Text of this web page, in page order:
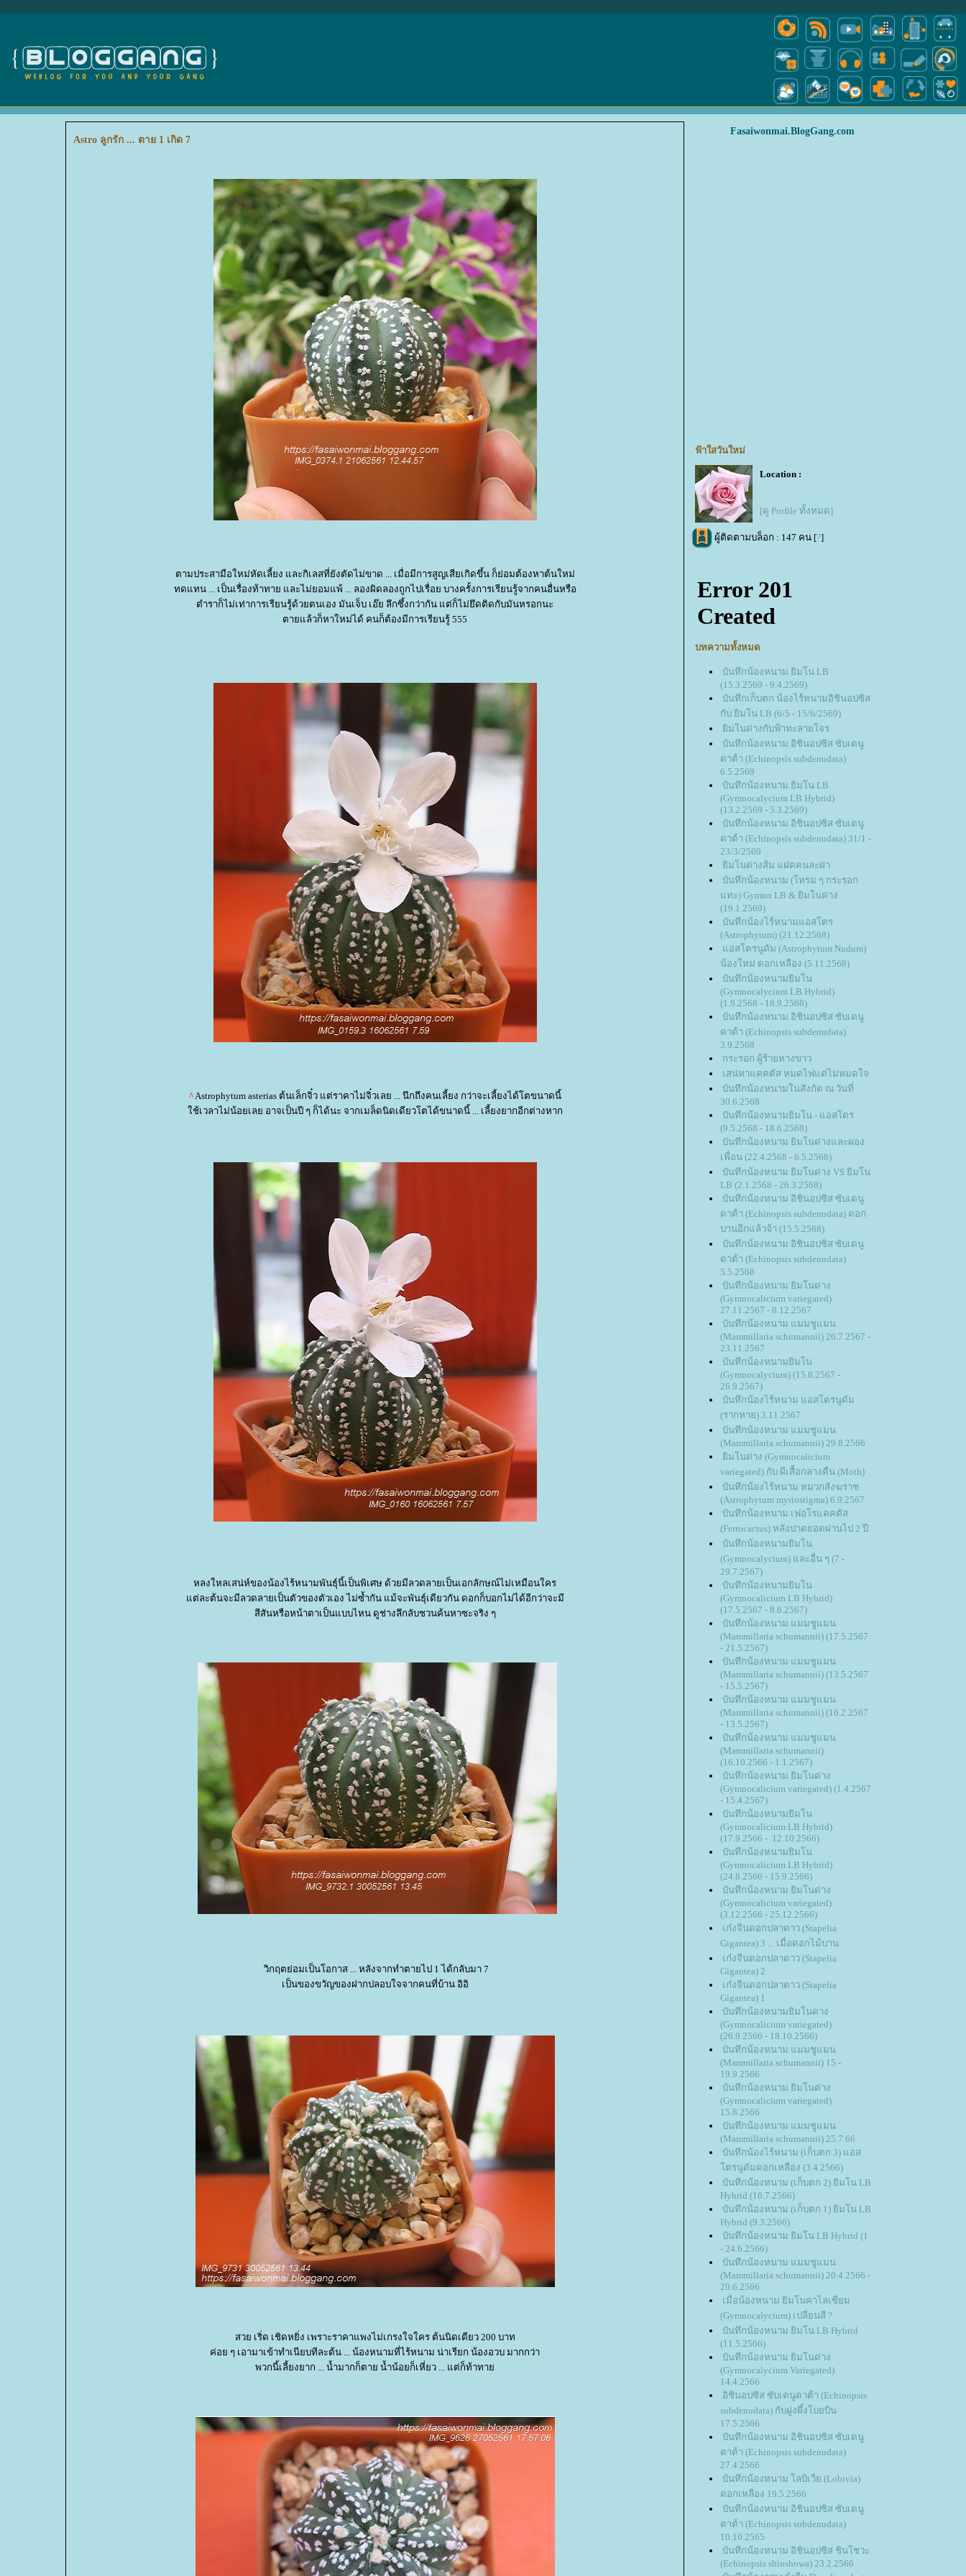
Astro ลูกรัก ... ตาย 1 เกิด 7
ตามประสามือใหม่หัดเลี้ยง และกิเลสที่ยังตัดไม่ขาด ... เมื่อมีการสูญเสียเกิดขึ้น ก็ย่อมต้องหาต้นใหม่
ทดแทน ... เป็นเรื่องท้าทาย และไม่ยอมแพ้ ... ลองผิดลองถูกไปเรื่อย บางครั้งการเรียนรู้จากคนอื่นหรือ
ตำราก็ไม่เท่าการเรียนรู้ด้วยตนเอง มันเจ็บ เอ๊ย ลึกซึ้งกว่ากัน แต่ก็ไม่ยึดติดกับมันหรอกนะ
ตายแล้วก็หาใหม่ได้ คนก็ต้องมีการเรียนรู้ 555
^Astrophytum asterias ต้นเล็กจิ๋ว แต่ราคาไม่จิ๋วเลย ... นึกถึงคนเลี้ยง กว่าจะเลี้ยงได้โตขนาดนี้
ช้เวลาไม่น้อยเลย อาจเป็นปี ๆ ก็ได้นะ จากเมล็ดนิดเดียวโตได้ขนาดนี้ ... เลี้ยงยากอีกต่างหาก
หลงใหลเสน่ห์ของน้องไร้หนามพันธุ์นี้เป็นพิเศษ ด้วยมีลวดลายเป็นเอกลักษณ์ไม่เหมือนใคร
ต่ละต้นจะมีลวดลายเป็นตัวของตัวเอง ไม่ซ้ำกัน แม้จะพันธุ์เดียวกัน ดอกก็บอกไม่ได้อีกว่าจะมี
สีสันหรือหน้าตาเป็นแบบไหน ดูช่างลึกลับชวนค้นหาซะจริง ๆ
วิกฤตย่อมเป็นโอกาส ... หลังจากทำตายไป 1 ได้กลับมา 7
เป็นของขวัญของฝากปลอบใจจากคนที่บ้าน อิอิ
สวย เริ่ด เชิดหยิ่ง เพราะราคาแพงไม่เกรงใจใคร ต้นนิดเดียว 200 บาท
ค่อย ๆ เอามาเข้าทำเนียบทีละต้น ... น้องหนามที่ไร้หนาม น่าเรียก น้องอวบ มากกว่า
พวกนี้เลี้ยงยาก ... น้ำมากก็ตาย น้ำน้อยก็เหี่ยว ... แต่ก็ท้าทา
Fasaiwonmai.BlogGang.com
ฟ้าใสวันใหม่
Location :
[ดู Profile ทั้งหมด]
ผู้ติดตามบล็อก : 147 คน [?]
บทความทั้งหมด
บันทึกน้องหนาม ยิมโน LB
(15.3.2569 - 9.4.2569)
บันทึกเก็บตก น้องไร้หนามอิชินอปซิส
กับ ยิมโน LB (6/5 - 15/6/2569)
ิมโนด่างกับฟ้าทะลายโจร
บันทึกน้องหนาม อิชินอปซิส ซับเดนู
ดาต้า (Echinopsis subdenudata)
6.5.2569
บันทึกน้องหนาม ยิมโน LB
(Gymnocalycium LB Hybrid)
(13.2.2569 - 5.3.2569)
บันทึกน้องหนาม อิชินอปซิส ซับเดนู
ดาต้า (Echinopsis subdenudata) 31/1 -
23/3/2569
ิมโนด่างส้ม แฝดคนละฝา
บันทึกน้องหนาม (โทรม ๆ กระรอก
ทะ) Gymno LB & ยิมโนด่าง
(19.1.2569)
บันทึกน้องไร้หนามแอสโตร
(Astrophytum) (21.12.2568)
อสโตรนูดัม (Astrophytum Nudum)
น้องใหม่ ดอกเหลือง (5.11.2568)
บันทึกน้องหนามยิมโน
(Gymnocalycium LB Hybrid)
(1.9.2568 - 18.9.2568)
บันทึกน้องหนาม อิชินอปซิส ซับเดนู
ดาต้า (Echinopsis subdenudata)
3.9.2568
กระรอก ผู้ร้ายหางขาว
เสน่หาแคคตัส หมดไฟแต่ไม่หมดใจ
บันทึกน้องหนามในสังกัด ณ วันที่
30.6.2568
บันทึกน้องหนามยิมโน - แอสโตร
(9.5.2568 - 18.6.2568)
บันทึกน้องหนาม ยิมโนด่างและผอง
เพื่อน (22.4.2568 - 6.5.2568)
บันทึกน้องหนาม ยิมโนด่าง VS ยิมโน
LB (2.1.2568 - 26.3.2568)
บันทึกน้องหนาม อิชินอปซิส ซับเดนู
ดาต้า (Echinopsis subdenudata) ดอก
บานอีกแล้วจ้า (15.5.2568)
บันทึกน้องหนาม อิชินอปซิส ซับเดนู
ดาต้า (Echinopsis subdenudata)
5.5.2568
บันทึกน้องหนาม ยิมโนด่าง
(Gymnocalicium variegated)
27.11.2567 - 8.12.2567
บันทึกน้องหนาม แมมชูแมน
(Mammillaria schumannii) 26.7.2567 -
23.11.2567
บันทึกน้องหนามยิมโน
(Gymnocalycium) (15.8.2567 -
26.9.2567)
บันทึกน้องไร้หนาม แอสโตรนูดัม
(รากหาย) 3.11.2567
บันทึกน้องหนาม แมมชูแมน
(Mammillaria schumannii) 29.8.2566
ิมโนด่าง (Gymnocalicium
variegated) กับ ผีเสื้อกลางคืน (Moth)
บันทึกน้องไร้หนาม หมวกสังฆราช
(Astrophytum myriostigma) 6.9.2567
บันทึกน้องหนาม เฟอโรแคคตัส
(Ferrocactus) หลังปาดยอดผ่านไป 2 ปี
บันทึกน้องหนามยิมโน
(Gymnocalycium) และอื่น ๆ (7 -
29.7.2567)
บันทึกน้องหนามยิมโน
(Gymnocalicium LB Hybrid)
(17.5.2567 - 8.6.2567)
บันทึกน้องหนาม แมมชูแมน
(Mammillaria schumannii) (17.5.2567
- 21.5.2567)
บันทึกน้องหนาม แมมชูแมน
(Mammillaria schumannii) (13.5.2567
- 15.5.2567)
บันทึกน้องหนาม แมมชูแมน
(Mammillaria schumannii) (16.2.2567
- 13.5.2567)
บันทึกน้องหนาม แมมชูแมน
(Mammillaria schumannii)
(16.10.2566 - 1.1.2567)
บันทึกน้องหนาม ยิมโนด่าง
(Gymnocalicium variegated) (1.4.2567
- 15.4.2567)
บันทึกน้องหนามยิมโน
(Gymnocalicium LB Hybrid)
(17.9.2566 - 12.10.2566)
บันทึกน้องหนามยิมโน
(Gymnocalicium LB Hybrid)
(24.8.2566 - 15.9.2566)
บันทึกน้องหนาม ยิมโนด่าง
(Gymnocalicium variegated)
(3.12.2566 - 25.12.2566)
เก๋งจีนดอกปลาดาว (Stapelia
Gigantea) 3 ... เมื่อดอกไม้บาน
เก๋งจีนดอกปลาดาว (Stapelia
Gigantea) 2
เก๋งจีนดอกปลาดาว (Stapelia
Gigantea) 1
บันทึกน้องหนามยิมโนด่าง
(Gymnocalicium variegated)
(26.9.2566 - 18.10.2566)
บันทึกน้องหนาม แมมชูแมน
(Mammillaria schumannii) 15 -
19.9.2566
บันทึกน้องหนาม ยิมโนด่าง
(Gymnocalicium variegated)
15.8.2566
บันทึกน้องหนาม แมมชูแมน
(Mammillaria schumannii) 25.7.66
บันทึกน้องไร้หนาม (เก็บตก 3) แอส
ตรนูดัมดอกเหลือง (3.4.2566)
บันทึกน้องหนาม (เก็บตก 2) ยิมโน LB
Hybrid (16.7.2566)
บันทึกน้องหนาม (เก็บตก 1) ยิมโน LB
Hybrid (9.3.2566)
บันทึกน้องหนาม ยิมโน LB Hybrid (1
- 24.6.2566)
บันทึกน้องหนาม แมมชูแมน
(Mammillaria schumannii) 20.4.2566 -
20.6.2566
เมื่อน้องหนาม ยิมโนคาไลเซียม
(Gymnocalycium) เปลี่ยนสี ?
บันทึกน้องหนาม ยิมโน LB Hybrid
(11.5.2566)
บันทึกน้องหนาม ยิมโนด่าง
(Gymnocalycium Variegated)
14.4.2566
อิชินอปซิส ซับเดนูดาต้า (Echinopsis
subdenudata) กับฝูงผึ้งโบยบิน
17.5.2566
บันทึกน้องหนาม อิชินอปซิส ซับเดนู
ดาต้า (Echinopsis subdenudata)
27.4.2566
บันทึกน้องหนาม โลบิเวีย (Lobivia)
ดอกเหลือง 19.5.2566
บันทึกน้องหนาม อิชินอปซิส ซับเดนู
ดาต้า (Echinopsis subdenudata)
10.10.2565
บันทึกน้องหนาม อิชินอปซิส ชินโชวะ
(Echinopsis shinshowa) 23.2.2566